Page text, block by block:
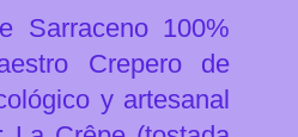
Sarraceno 100%
Crepero de
y artesanal